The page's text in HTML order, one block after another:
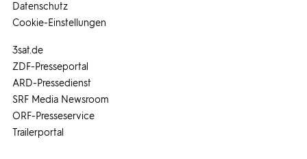
3sat.de
ZDF-Presseportal
ARD-Pressedienst
SRF Media Newsroom
ORF-Presseservice
Trailerportal
Datenschutz
Cookie-Einstellungen